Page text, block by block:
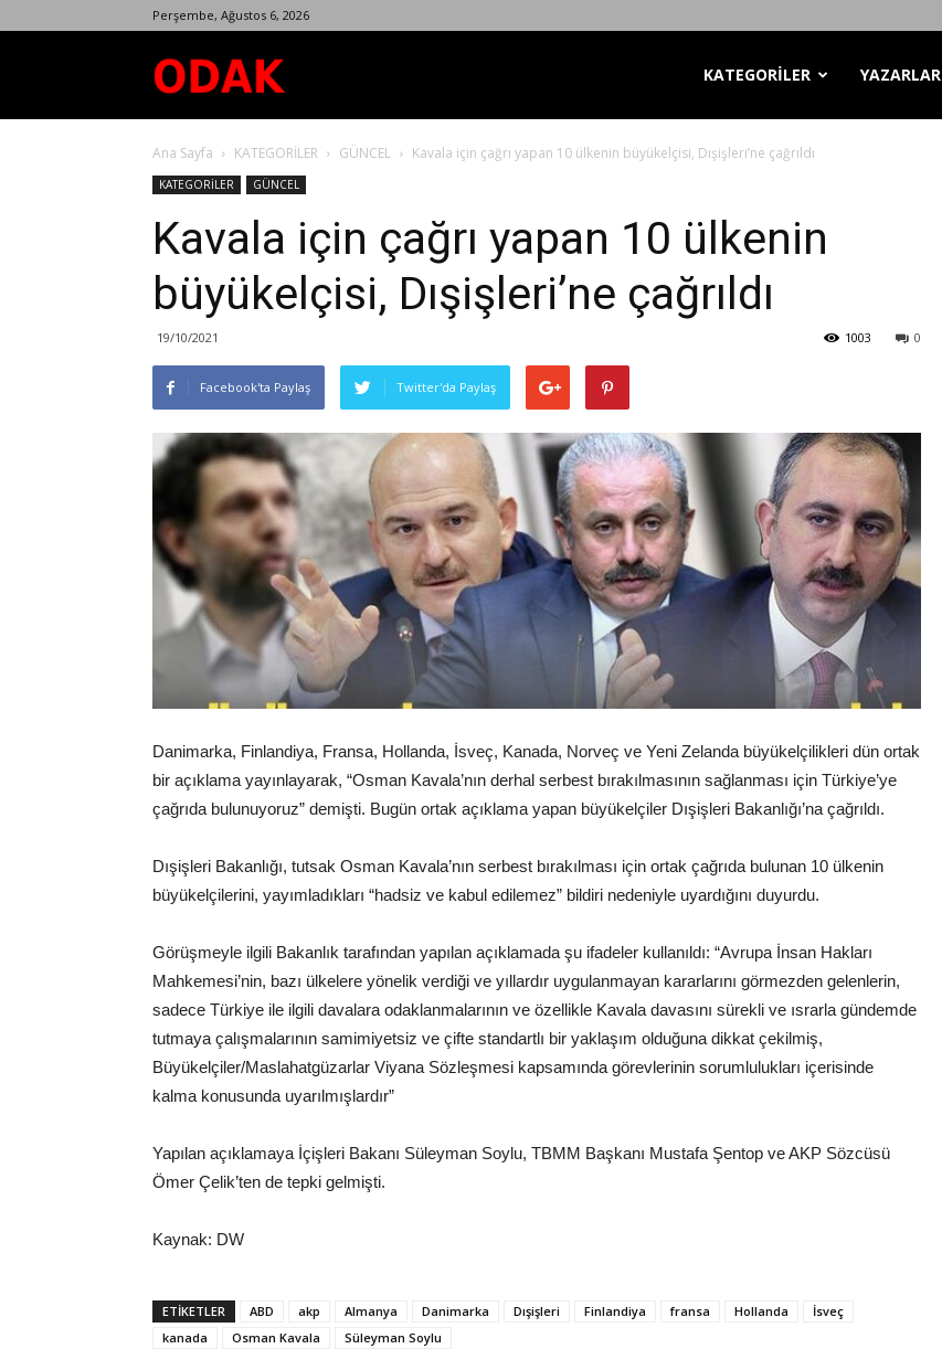
Perşembe, Ağustos 6, 2026
Dergisi
KATEGORİLER YAZARLAR
Ana Sayfa KATEGORİLER GÜNCEL Kavala için çağrı yapan 10 ülkenin büyükelçisi, Dışişleri’ne çağrıldı
KATEGORİLER GÜNCEL
Kavala için çağrı yapan 10 ülkenin
büyükelçisi, Dışişleri’ne çağrıldı
19/10/2021 0
1003
Facebook'ta Paylaş Twitter'da Paylaş
Danimarka, Finlandiya, Fransa, Hollanda, İsveç, Kanada, Norveç ve Yeni Zelanda büyükelçilikleri dün ortak
bir açıklama yayınlayarak, “Osman Kavala’nın derhal serbest bırakılmasının sağlanması için Türkiye’ye
çağrıda bulunuyoruz” demişti. Bugün ortak açıklama yapan büyükelçiler Dışişleri Bakanlığı’na çağrıldı.
Dışişleri Bakanlığı, tutsak Osman Kavala’nın serbest bırakılması için ortak çağrıda bulunan 10 ülkenin
büyükelçilerini, yayımladıkları “hadsiz ve kabul edilemez” bildiri nedeniyle uyardığını duyurdu.
Görüşmeyle ilgili Bakanlık tarafından yapılan açıklamada şu ifadeler kullanıldı: “Avrupa İnsan Hakları
Mahkemesi’nin, bazı ülkelere yönelik verdiği ve yıllardır uygulanmayan kararlarını görmezden gelenlerin,
sadece Türkiye ile ilgili davalara odaklanmalarının ve özellikle Kavala davasını sürekli ve ısrarla gündemde
tutmaya çalışmalarının samimiyetsiz ve çifte standartlı bir yaklaşım olduğuna dikkat çekilmiş,
Büyükelçiler/Maslahatgüzarlar Viyana Sözleşmesi kapsamında görevlerinin sorumlulukları içerisinde
kalma konusunda uyarılmışlardır”
Yapılan açıklamaya İçişleri Bakanı Süleyman Soylu, TBMM Başkanı Mustafa Şentop ve AKP Sözcüsü
Ömer Çelik’ten de tepki gelmişti.
Kaynak: DW
ETIKETLER ABD akp Almanya Danimarka Dışişleri Finlandiya fransa Hollanda
İsveç
kanada
Osman Kavala Süleyman Soylu